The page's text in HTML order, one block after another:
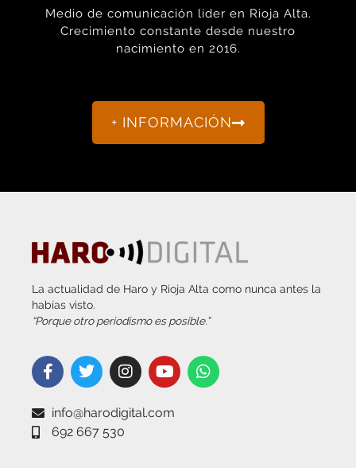
Medio de comunicación líder en Rioja Alta.
Crecimiento constante desde nuestro
nacimiento en 2016.
+ INFORMACIÓN
La actualidad de Haro y Rioja Alta como nunca antes la
habías visto.
“Porque otro periodismo es posible.”
info@harodigital.com
692 667 530